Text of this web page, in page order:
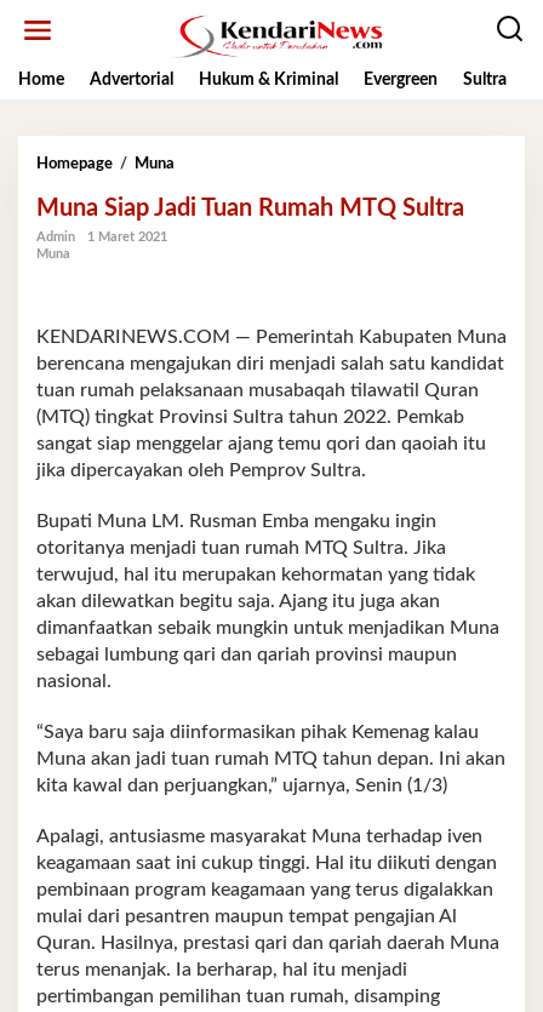
Home
Advertorial Hukum & Kriminal Evergreen Sultra
Homepage / Muna
Jadi
Muna Siap Jadi Tuan Rumah MTQ Sultra
Admin
1 Maret 2021
Muna
KENDARINEWS.COM — Pemerintah Kabupaten Muna
berencana mengajukan diri menjadi salah satu kandidat
tuan rumah pelaksanaan musabaqah tilawatil Quran
(MTQ) tingkat Provinsi Sultra tahun 2022. Pemkab
sangat siap menggelar ajang temu qori dan qaoiah itu
jika dipercayakan oleh Pemprov Sultra.
Bupati Muna LM. Rusman Emba mengaku ingin
otoritanya menjadi tuan rumah MTQ Sultra. Jika
terwujud, hal itu merupakan kehormatan yang tidak
akan dilewatkan begitu saja. Ajang itu juga akan
dimanfaatkan sebaik mungkin untuk menjadikan Muna
sebagai lumbung qari dan qariah provinsi maupun
nasional.
“Saya baru saja diinformasikan pihak Kemenag kalau
Muna akan jadi tuan rumah MTQ tahun depan. Ini akan
kita kawal dan perjuangkan,” ujarnya, Senin (1/3)
Apalagi, antusiasme masyarakat Muna terhadap iven
keagamaan saat ini cukup tinggi. Hal itu diikuti dengan
pembinaan program keagamaan yang terus digalakkan
mulai dari pesantren maupun tempat pengajian Al
Quran. Hasilnya, prestasi qari dan qariah daerah Muna
terus menanjak. Ia berharap, hal itu menjadi
pertimbangan pemilihan tuan rumah, disamping